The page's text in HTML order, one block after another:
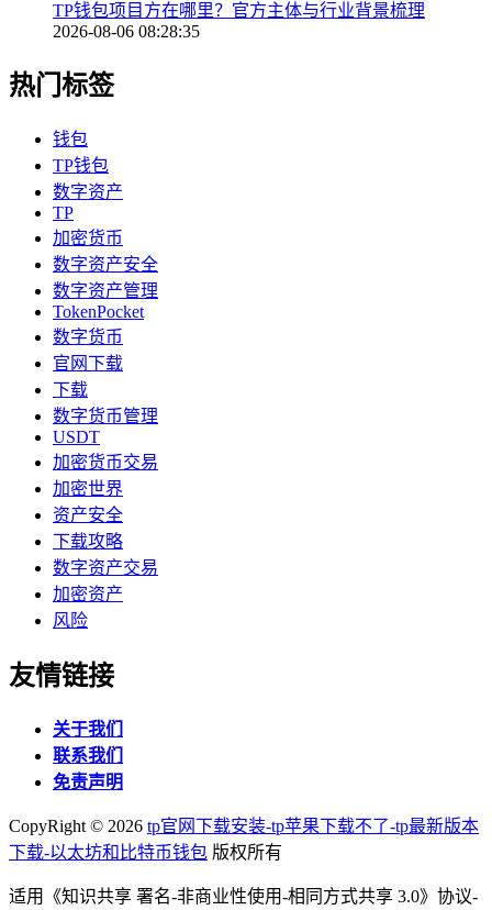
TP钱包项目方在哪里？官方主体与行业背景梳理
2026-08-06 08:28:35
热门标签
钱包
TP钱包
数字资产
TP
加密货币
数字资产安全
数字资产管理
TokenPocket
数字货币
官网下载
下载
数字货币管理
USDT
加密货币交易
加密世界
资产安全
下载攻略
数字资产交易
加密资产
风险
友情链接
关于我们
联系我们
免责声明
CopyRight © 2026 tp官网下载安装-tp苹果下载不了-tp最新版本
下载-以太坊和比特币钱包 版权所有
适用《知识共享 署名-非商业性使用-相同方式共享 3.0》协议-